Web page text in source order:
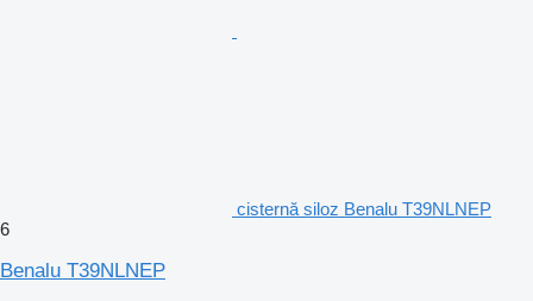
cisternă siloz Benalu T39NLNEP
6
Benalu T39NLNEP